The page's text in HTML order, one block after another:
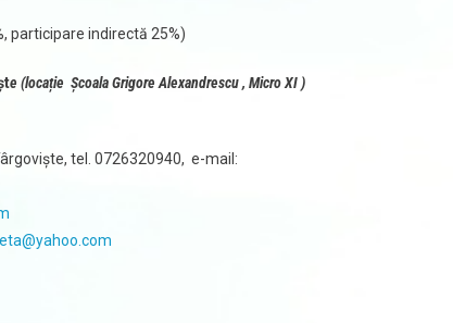
participare indirectă 25%)
e (locație Școala Grigore Alexandrescu , Micro XI )
tel. 0726320940, e-mail: